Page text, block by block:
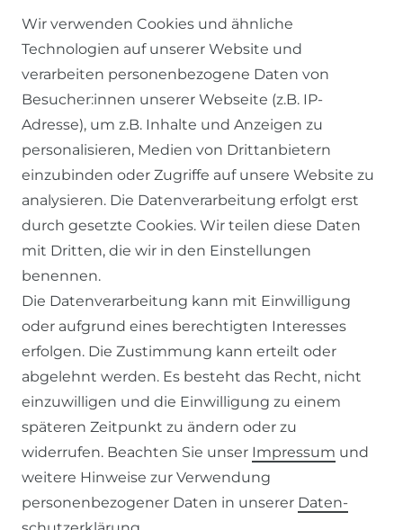
RECHTLICHES
AGB
WIDERRUFSRECHT
DATENSCHUTZERKLÄRUNG
IMPRESSUM
SERVICE
ZAHLUNG & VERSAND
KONTAKT
VERTRAG WIDERRUFEN
Wir verwenden Cookies und ähnliche
Technologien auf unserer Website und
verarbeiten personenbezogene Daten von
Besucher:innen unserer Webseite (z.B. IP-
Adresse), um z.B. Inhalte und Anzeigen zu
personalisieren, Medien von Drittanbietern
einzubinden oder Zugriffe auf unsere Website zu
analysieren. Die Datenverarbeitung erfolgt erst
durch gesetzte Cookies. Wir teilen diese Daten
mit Dritten, die wir in den Einstellungen
benennen.
Die Datenverarbeitung kann mit Einwilligung
oder aufgrund eines berechtigten Interesses
erfolgen. Die Zustimmung kann erteilt oder
abgelehnt werden. Es besteht das Recht, nicht
einzuwilligen und die Einwilligung zu einem
späteren Zeitpunkt zu ändern oder zu
widerrufen. Beachten Sie unser Impressum und
weitere Hinweise zur Verwendung
personenbezogener Daten in unserer Daten­